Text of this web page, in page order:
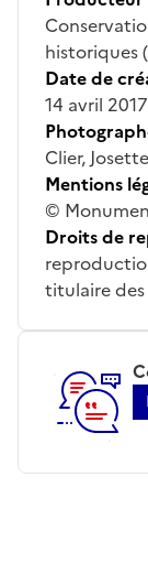
historiques
Date de
14 avril 2017
Clier, Josette
Mentions
©
Droits de
titulaire